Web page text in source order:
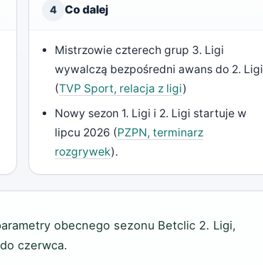
4 Co dalej
Mistrzowie czterech grup 3. Ligi
wywalczą bezpośredni awans do 2. Ligi
(TVP Sport, relacja z ligi)
Nowy sezon 1. Ligi i 2. Ligi startuje w
lipcu 2026 (PZPN, terminarz
rozgrywek).
obecnego sezonu Betclic 2. Ligi,
czerwca.